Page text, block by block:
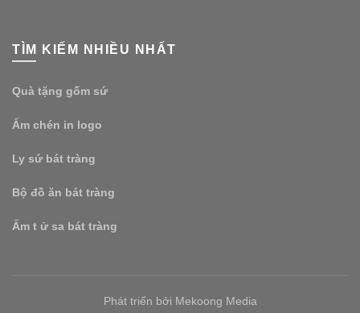
TÌM KIẾM NHIỀU NHẤT
Quà tặng gốm sứ
Ấm chén in logo
Ly sứ bát tràng
Bộ đồ ăn bát tràng
Ấm t ử sa bát tràng
Phát triển bởi Mekoong Media